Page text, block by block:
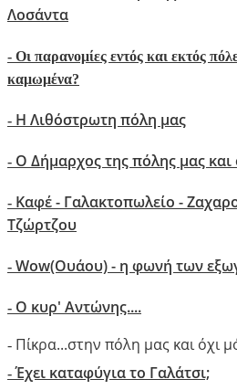
Λοσάντα
- Οι παρανομίες εντός και εκτός
καμωμένα?
- Η Λιθόστρωτη πόλη μας
- O Δήμαρχος της πόλης μας και
- Καφέ - Γαλακτοπωλείο -
Τζώρτζου
- Wow(Oυάου) - η φωνή των
- Ο κυρ' Αντώνης....
- Πίκρα...στην πόλη μας και όχι
- Έχει καταφύγια το Γαλάτσι;